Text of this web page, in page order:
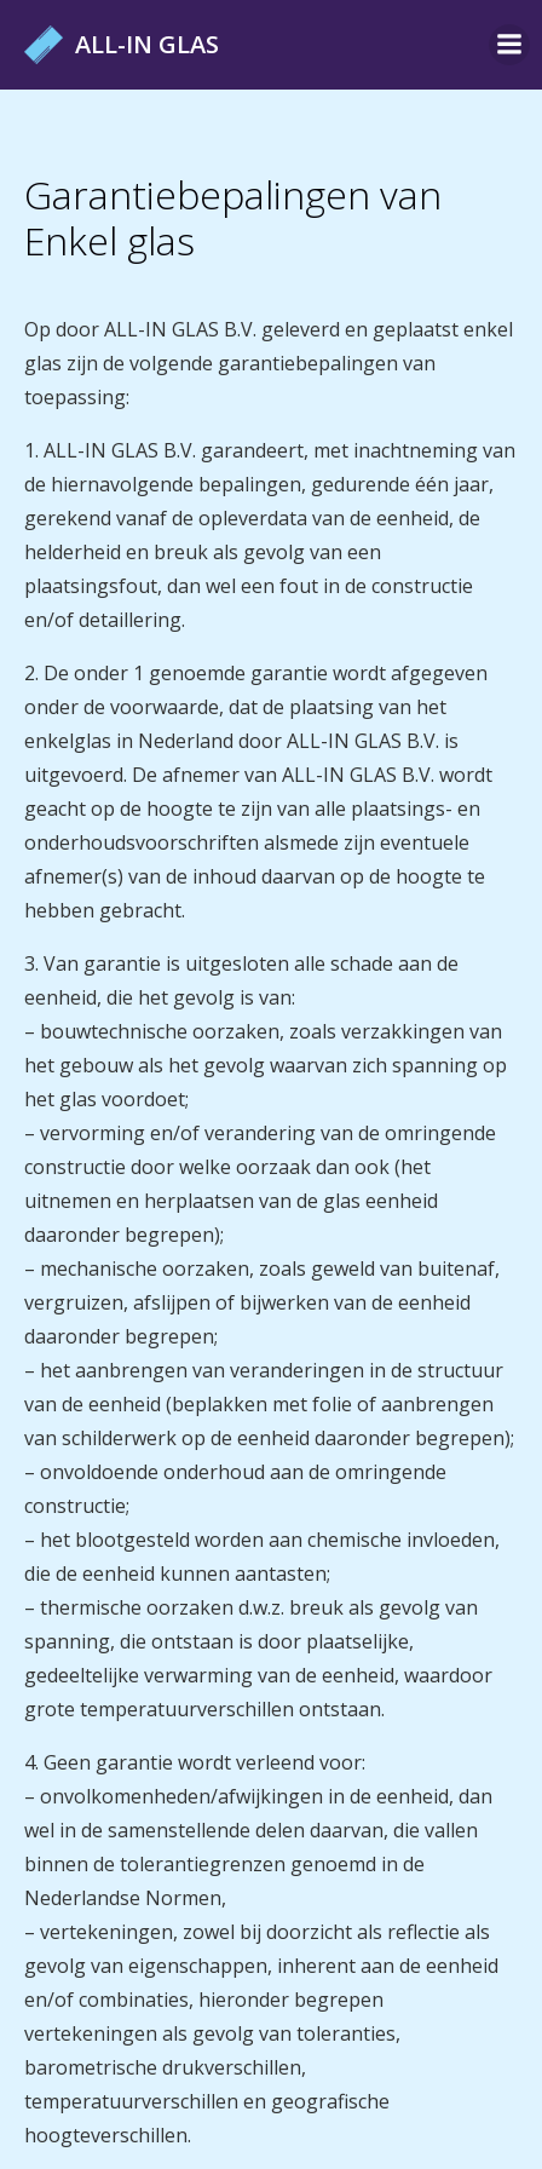
ALL-IN GLAS
Garantiebepalingen van
Enkel glas
Op door ALL-IN GLAS B.V. geleverd en geplaatst enkel
glas zijn de volgende garantiebepalingen van
toepassing:
1. ALL-IN GLAS B.V. garandeert, met inachtneming van
de hiernavolgende bepalingen, gedurende één jaar,
gerekend vanaf de opleverdata van de eenheid, de
helderheid en breuk als gevolg van een
plaatsingsfout, dan wel een fout in de constructie
en/of detaillering.
2. De onder 1 genoemde garantie wordt afgegeven
onder de voorwaarde, dat de plaatsing van het
enkelglas in Nederland door ALL-IN GLAS B.V. is
uitgevoerd. De afnemer van ALL-IN GLAS B.V. wordt
geacht op de hoogte te zijn van alle plaatsings- en
onderhoudsvoorschriften alsmede zijn eventuele
afnemer(s) van de inhoud daarvan op de hoogte te
hebben gebracht.
3. Van garantie is uitgesloten alle schade aan de
eenheid, die het gevolg is van:
– bouwtechnische oorzaken, zoals verzakkingen van
het gebouw als het gevolg waarvan zich spanning op
het glas voordoet;
– vervorming en/of verandering van de omringende
constructie door welke oorzaak dan ook (het
uitnemen en herplaatsen van de glas eenheid
daaronder begrepen);
– mechanische oorzaken, zoals geweld van buitenaf,
vergruizen, afslijpen of bijwerken van de eenheid
daaronder begrepen;
– het aanbrengen van veranderingen in de structuur
van de eenheid (beplakken met folie of aanbrengen
van schilderwerk op de eenheid daaronder begrepen);
– onvoldoende onderhoud aan de omringende
constructie;
– het blootgesteld worden aan chemische invloeden,
die de eenheid kunnen aantasten;
– thermische oorzaken d.w.z. breuk als gevolg van
spanning, die ontstaan is door plaatselijke,
gedeeltelijke verwarming van de eenheid, waardoor
grote temperatuurverschillen ontstaan.
4. Geen garantie wordt verleend voor:
– onvolkomenheden/afwijkingen in de eenheid, dan
wel in de samenstellende delen daarvan, die vallen
binnen de tolerantiegrenzen genoemd in de
Nederlandse Normen,
– vertekeningen, zowel bij doorzicht als reflectie als
gevolg van eigenschappen, inherent aan de eenheid
en/of combinaties, hieronder begrepen
vertekeningen als gevolg van toleranties,
barometrische drukverschillen,
temperatuurverschillen en geografische
hoogteverschillen.